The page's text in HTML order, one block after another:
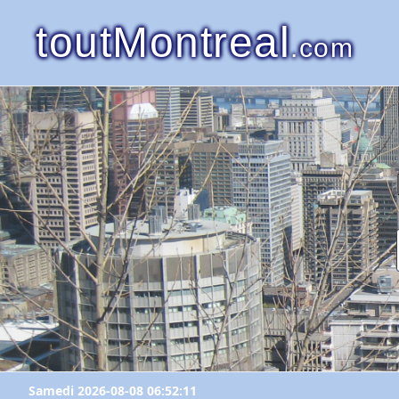
toutMontreal.com
Samedi 2026-08-08 06:52:11